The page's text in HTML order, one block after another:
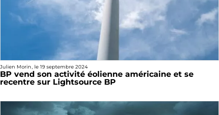
Julien Morin, le 19 septembre 2024
BP vend son activité éolienne américaine et se
recentre sur Lightsource BP